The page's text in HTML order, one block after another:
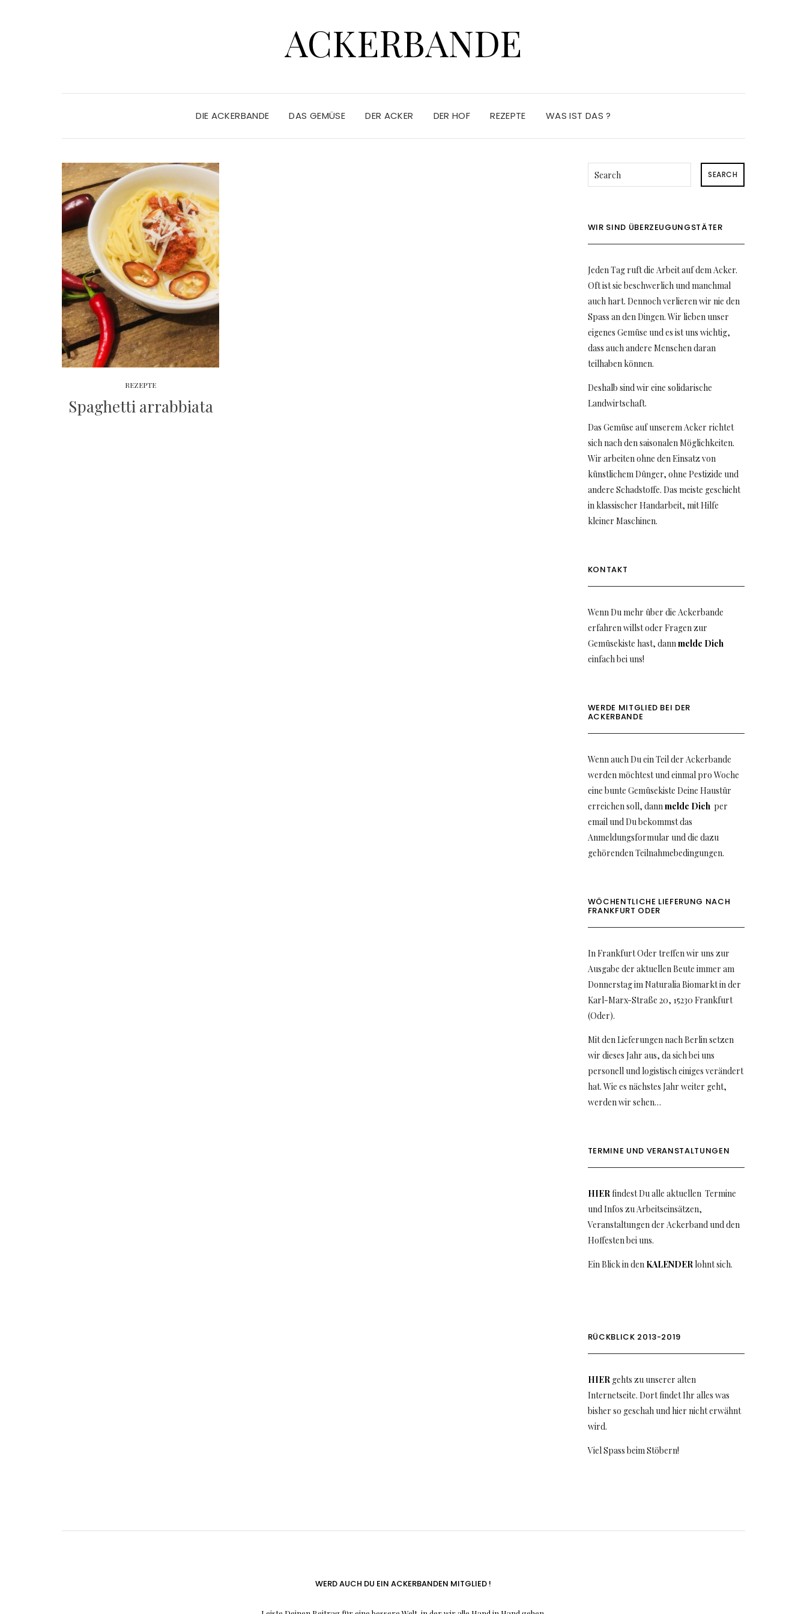
ACKERBANDE
DIE ACKERBANDE DAS GEMÜSE DER ACKER DER HOF REZEPTE WAS IST DAS ?
REZEPTE
Spaghetti arrabbiata
SEARCH
WIR SIND ÜBERZEUGUNGSTÄTER
Jeden Tag ruft die Arbeit auf dem Acker.
Oft ist sie beschwerlich und manchmal
auch hart. Dennoch verlieren wir nie den
Spass an den Dingen. Wir lieben unser
eigenes Gemüse und es ist uns wichtig,
dass auch andere Menschen daran
teilhaben können.
Deshalb sind wir eine solidarische
Landwirtschaft.
Das Gemüse auf unserem Acker richtet
sich nach den saisonalen Möglichkeiten.
Wir arbeiten ohne den Einsatz von
künstlichem Dünger, ohne Pestizide und
andere Schadstoffe. Das meiste geschieht
in klassischer Handarbeit, mit Hilfe
kleiner Maschinen.
KONTAKT
Wenn Du mehr über die Ackerbande
erfahren willst oder Fragen zur
Gemüsekiste hast, dannmelde Dich
einfach bei uns!
WERDE MITGLIED BEI DER
ACKERBANDE
Wenn auch Du ein Teil der Ackerbande
werden möchtest und einmal pro Woche
eine bunte Gemüsekiste Deine Haustür
erreichen soll, dannmelde Dichper
email und Du bekommst das
Anmeldungsformular und die dazu
gehörenden Teilnahmebedingungen.
WÖCHENTLICHE LIEFERUNG NACH
FRANKFURT ODER
In Frankfurt Oder treffen wir uns zur
Ausgabe der aktuellen Beute immer am
Donnerstag im Naturalia Biomarkt in der
Karl-Marx-Straße 20, 15230 Frankfurt
(Oder).
Mit den Lieferungen nach Berlin setzen
wir dieses Jahr aus, da sich bei uns
personell und logistisch einiges verändert
hat. Wie es nächstes Jahr weiter geht,
werden wir sehen…
TERMINE UND VERANSTALTUNGEN
HIERfindest Du alle aktuellen Termine
und Infos zu Arbeitseinsätzen,
Veranstaltungen der Ackerband und den
Hoffesten bei uns.
Ein Blick in den KALENDERlohnt sich.
RÜCKBLICK 2013-2019
HIERgehts zu unserer alten
Internetseite. Dort findet Ihr alles was
bisher so geschah und hier nicht erwähnt
wird.
Viel Spass beim Stöbern!
WERD AUCH DU EIN ACKERBANDEN MITGLIED !